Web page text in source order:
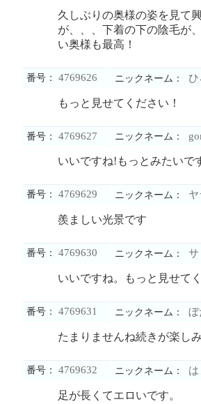
久しぶりの奥様の姿を見て
が、、、下着の下の陰毛が
い奥様も最高！
番号： 4769626 ニックネーム： ひ
もっと見せてください！
番号： 4769627 ニックネーム：
いいですね!もっとみたいで
番号： 4769629 ニックネーム：
羨ましい光景です
番号： 4769630 ニックネーム： サ
いいですね。もっと見せて
番号： 4769631 ニックネーム： ぼ
たまりませんね続きが楽し
番号： 4769632 ニックネーム：
足が長くてエロいです。